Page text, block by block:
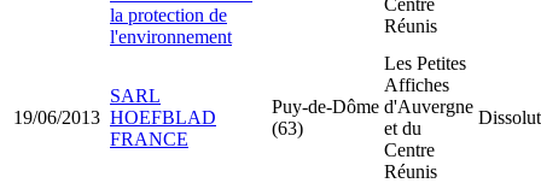
la protection de
l'environnement
Centre
Réunis
19/06/2013
SARL
HOEFBLAD
FRANCE
Puy-de-Dôme
(63)
Les Petites
Affiches
d'Auvergne
et du
Centre
Réunis